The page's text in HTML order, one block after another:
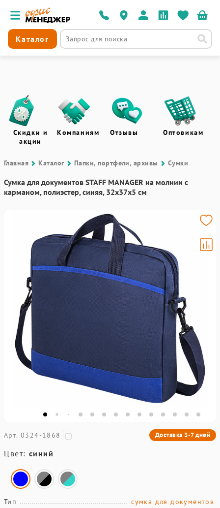
Каталог
Скидки и
акции
Компаниям Отзывы Оптовикам
Главная Каталог Папки, портфели, архивы Сумки
Сумка для документов STAFF MANAGER на молнии с
карманом, полиэстер, синяя, 32х37х5 см
Арт. 0324-1868 Доставка 3-7 дней
Цвет: синий
Тип
сумка для документов